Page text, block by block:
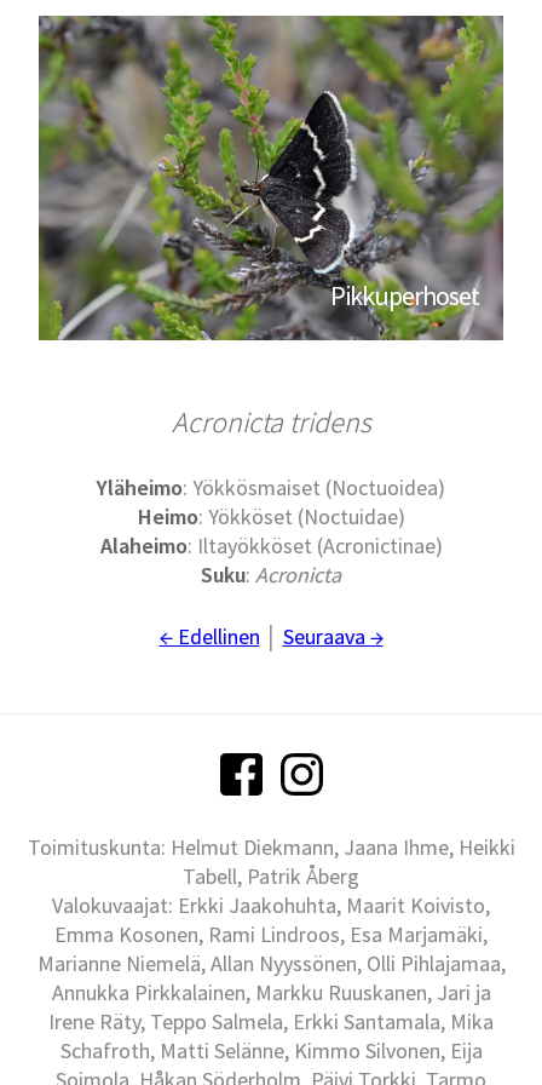
Pikkuperhoset
Acronicta tridens
Yläheimo: Yökkösmaiset (Noctuoidea)
Heimo: Yökköset (Noctuidae)
Alaheimo: Iltayökköset (Acronictinae)
Suku: Acronicta
← Edellinen Seuraava →
Toimituskunta: Helmut Diekmann, Jaana Ihme, Heikki
Tabell, Patrik Åberg
Valokuvaajat: Erkki Jaakohuhta, Maarit Koivisto,
Emma Kosonen, Rami Lindroos, Esa Marjamäki,
Marianne Niemelä, Allan Nyyssönen, Olli Pihlajamaa,
Annukka Pirkkalainen, Markku Ruuskanen, Jari ja
Irene Räty, Teppo Salmela, Erkki Santamala, Mika
Schafroth, Matti Selänne, Kimmo Silvonen, Eija